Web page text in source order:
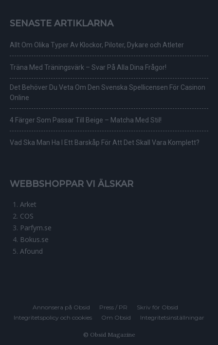
SENASTE ARTIKLARNA
Allt Om Olika Typer Av Klockor, Piloter, Dykare och Atleter
Träna Med Träningsvärk – Svar På Alla Dina Frågor!
Det Behöver Du Veta Om Den Svenska Spellicensen För Casinon
Online
4 Färger Som Passar Till Beige – Matcha Med Stil!
Vad Ska Man Ha I Ett Barskåp För Att Det Skall Vara Komplett?
WEBBSHOPPAR VI ÄLSKAR
Arket
COS
Parfym.se
Bokus.se
Afound
Annonsera på Obsid Press / PR
Skriv för Obsid
Integritetspolicy och cookies
Om Obsid Integritetsinställningar
© Obsid Magazine